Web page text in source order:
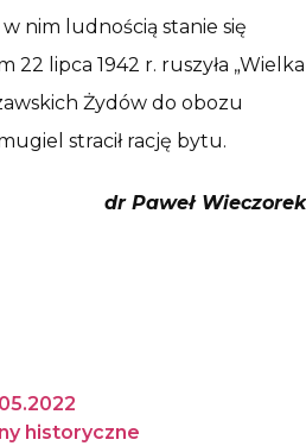
nim ludnością stanie się
22 lipca 1942 r. ruszyła „Wielka
Żydów do obozu
stracił rację bytu.
dr Paweł Wieczorek
historyczne